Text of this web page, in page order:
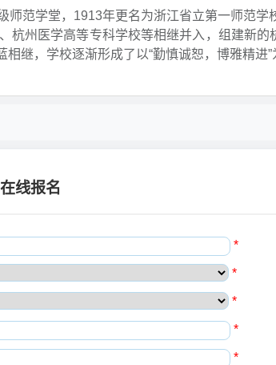
范学堂，1913年更名为浙江省立第一师范学
杭州医学高等专科学校等相继并入，组建新的
继，学校逐渐形成了以“勤慎诚恕，博雅精进
在线报名
*
*
*
*
*